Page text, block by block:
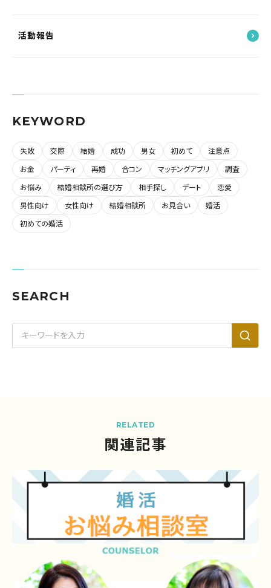
活動報告
KEYWORD
失敗 交際 結婚 成功 男女 初めて
注意点
お金
パーティ 再婚 合コン マッチングアプリ
調査
お悩み
結婚相談所の選び方 相手探し デート
恋愛
男性向け
女性向け 結婚相談所 お見合い
婚活
初めての婚活
SEARCH
RELATED
関連記事